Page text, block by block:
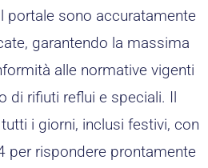
portale sono accuratamente
garantendo la massima
alle normative vigenti
di rifiuti reflui e speciali. Il
i giorni, inclusi festivi, con
per rispondere prontamente